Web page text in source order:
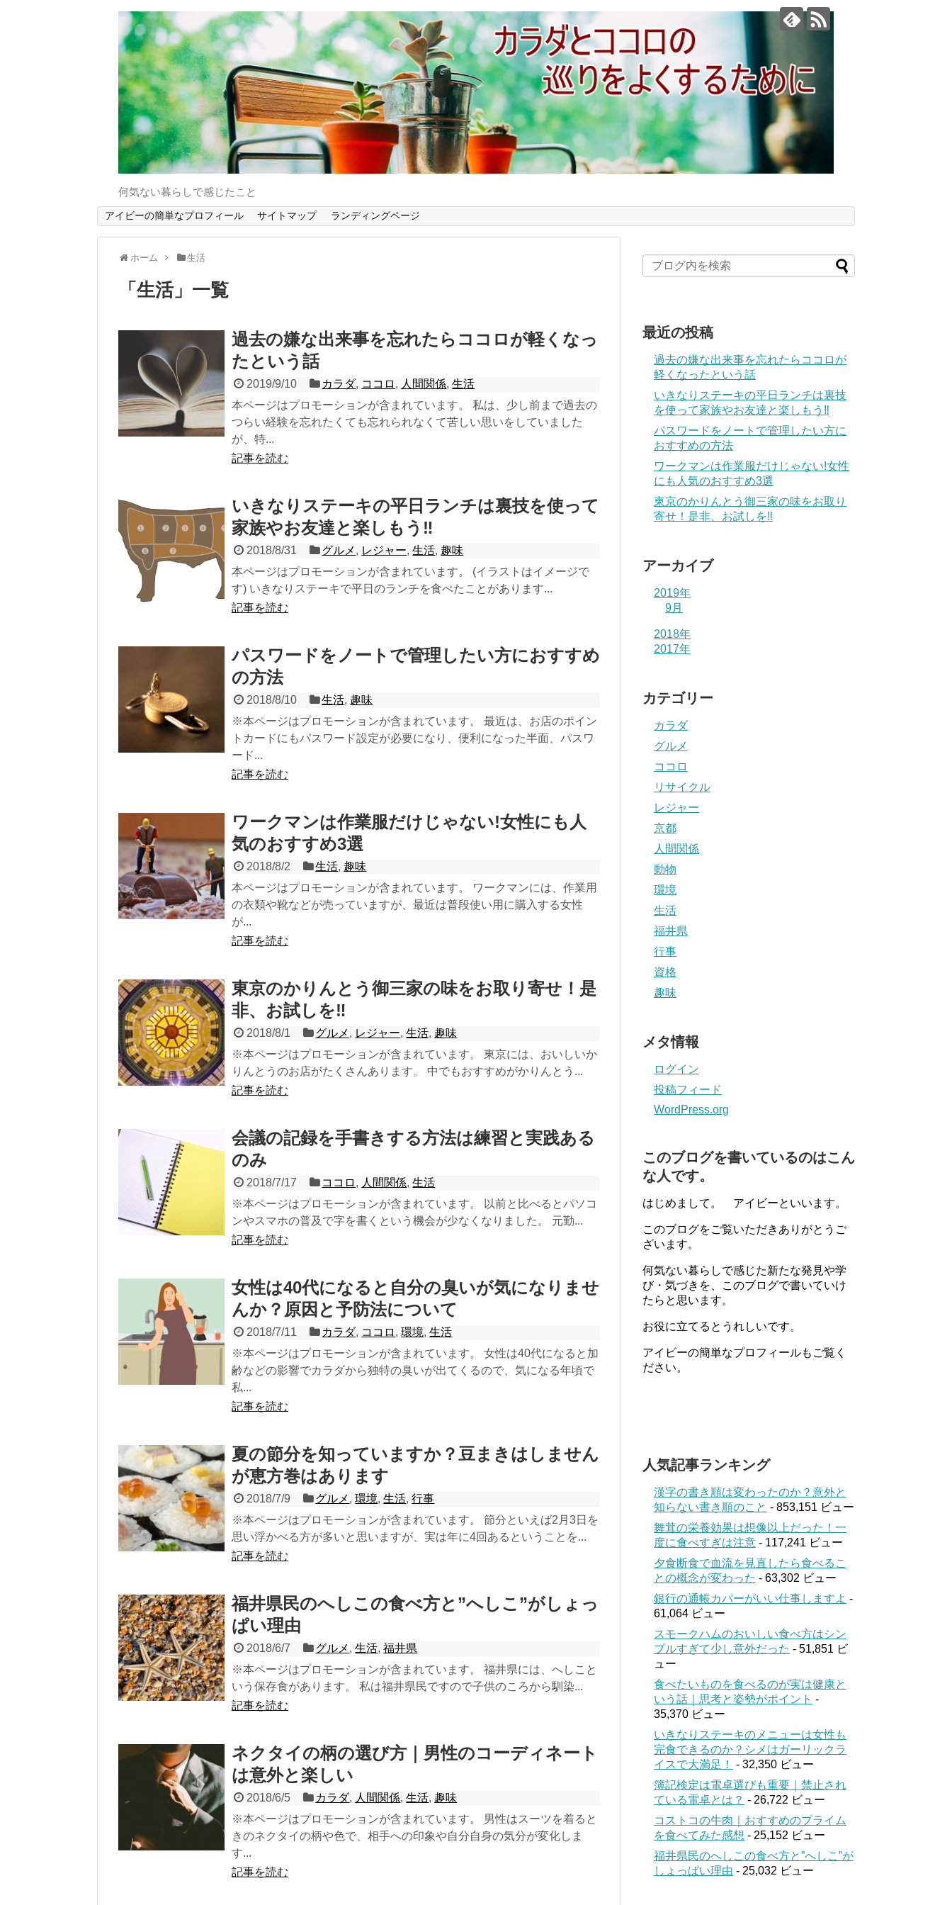
何気ない暮らしで感じたこと
アイビーの簡単なプロフィール サイトマップ ランディングページ
ホーム 生活
「 生活」 一覧
過去の嫌な出来事を忘れたらココロが軽くなっ
たという話
2019/9/10 カラダ, ココロ , 人間関係,生活
本ページはプロモーションが含まれています。 私は、少し前まで過去の
つらい経験を忘れたくても忘れられなくて苦しい思いをしていました
が、特...
記事を読む
いきなりステーキの平日ランチは裏技を使って
家族やお友達と楽しもう‼
2018/8/31 グルメ , レジャー,生活, 趣味
本ページはプロモーションが含まれています。 (イラストはイメージで
す) いきなりステーキで平日のランチを食べたことがあります...
記事を読む
パスワードをノートで管理したい方におすすめ
の方法
2018/8/10 生活, 趣味
※本ページはプロモーションが含まれています。 最近は、お店のポイン
トカードにもパスワード設定が必要になり、便利になった半面、パスワ
ード...
記事を読む
ワークマンは作業服だけじゃない!女性にも人
気のおすすめ3選
2018/8/2 生活, 趣味
本ページはプロモーションが含まれています。 ワークマンには、作業用
の衣類や靴などが売っていますが、最近は普段使い用に購入する女性
が...
記事を読む
東京のかりんとう御三家の味をお取り寄せ！是
非、お試しを‼
2018/8/1 グルメ , レジャー,生活, 趣味
※本ページはプロモーションが含まれています。 東京には、おいしいか
りんとうのお店がたくさんあります。 中でもおすすめがかりんとう...
記事を読む
会議の記録を手書きする方法は練習と実践ある
のみ
2018/7/17 ココロ , 人間関係,生活
※本ページはプロモーションが含まれています。 以前と比べるとパソコ
ンやスマホの普及で字を書くという機会が少なくなりました。 元勤...
記事を読む
女性は40代になると自分の臭いが気になりませ
んか？原因と予防法について
2018/7/11 カラダ, ココロ ,環境,生活
※本ページはプロモーションが含まれています。 女性は40代になると加
齢などの影響でカラダから独特の臭いが出てくるので、気になる年頃で
私...
記事を読む
夏の節分を知っていますか？豆まきはしません
が恵方巻はあります
2018/7/9 グルメ ,環境,生活,行事
※本ページはプロモーションが含まれています。 節分といえば2月3日を
思い浮かべる方が多いと思いますが、実は年に4回あるということを...
記事を読む
福井県民のへしこの食べ方と”へしこ”がしょっ
ぱい理由
2018/6/7 グルメ ,生活,福井県
※本ページはプロモーションが含まれています。 福井県には、へしこと
いう保存食があります。 私は福井県民ですので子供のころから馴染...
記事を読む
ネクタイの柄の選び方｜男性のコーディネート
は意外と楽しい
2018/6/5 カラダ, 人間関係,生活, 趣味
※本ページはプロモーションが含まれています。 男性はスーツを着ると
きのネクタイの柄や色で、相手への印象や自分自身の気分が変化しま
す...
記事を読む
最近の投稿
過去の嫌な出来事を忘れたらココロが
軽くなったという話
いきなりステーキの平日ランチは裏技
を使って家族やお友達と楽しもう‼
パスワードをノートで管理したい方に
おすすめの方法
ワークマンは作業服だけじゃない!女性
にも人気のおすすめ3選
東京のかりんとう御三家の味をお取り
寄せ！是非、お試しを‼
アーカイブ
2019年
9月
2018年
2017年
カテゴリー
カラダ
グルメ
ココロ
リサイクル
レジャー
京都
人間関係
動物
環境
生活
福井県
行事
資格
趣味
メタ情報
ログイン
投稿フィード
WordPress.org
このブログを書いているのはこん
な人です。
はじめまして。 アイビーといいます。
このブログをご覧いただきありがとうご
ざいます。
何気ない暮らしで感じた新たな発見や学
び・気づきを、このブログで書いていけ
たらと思います。
お役に立てるとうれしいです。
アイビーの簡単なプロフィールもご覧く
ださい。
人気記事ランキング
漢字の書き順は変わったのか？意外と
知らない書き順のこと - 853,151 ビュー
舞茸の栄養効果は想像以上だった！一
度に食べすぎは注意 - 117,241 ビュー
夕食断食で血流を見直したら食べるこ
との概念が変わった - 63,302 ビュー
銀行の通帳カバーがいい仕事しますよ -
61,064 ビュー
スモークハムのおいしい食べ方はシン
プルすぎて少し意外だった - 51,851 ビ
ュー
食べたいものを食べるのが実は健康と
いう話｜思考と姿勢がポイント -
35,370 ビュー
いきなりステーキのメニューは女性も
完食できるのか？シメはガーリックラ
イスで大満足！
- 32,350 ビュー
簿記検定は電卓選びも重要｜禁止され
ている電卓とは？ - 26,722 ビュー
コストコの牛肉｜おすすめのプライム
を食べてみた感想 - 25,152 ビュー
福井県民のへしこの食べ方と”へしこ”が
しょっぱい理由 - 25,032 ビュー